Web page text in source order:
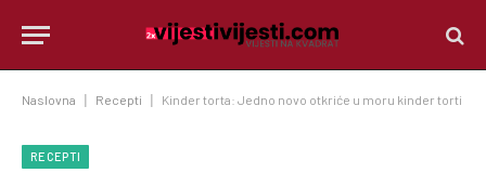
Naslovna Recepti Kinder torta: Jedno novo otkriće u moru kinder torti
RECEPTI